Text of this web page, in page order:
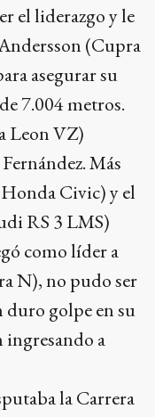
el liderazgo y le
(Cupra
asegurar su
7.004 metros.
Leon VZ)
Más
Civic) y el
RS 3 LMS)
como líder a
N), no pudo ser
duro golpe en su
a
la Carrera